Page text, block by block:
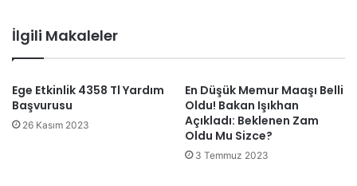
İlgili Makaleler
Ege Etkinlik 4358 Tl Yardım
Başvurusu
26 Kasım 2023
En Düşük Memur Maaşı Belli
Oldu! Bakan Işıkhan
Açıkladı: Beklenen Zam
Oldu Mu Sizce?
3 Temmuz 2023